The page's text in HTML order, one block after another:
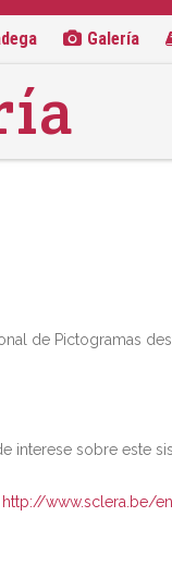
Galería
de Pictogramas
interese sobre este
http://www.sclera.be/